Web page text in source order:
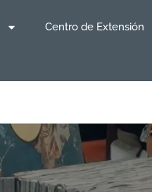
Centro de Extensión